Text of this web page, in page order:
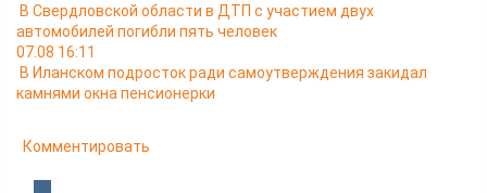
В Свердловской области в ДТП с участием двух
автомобилей погибли пять человек
07.08 16:11
В Иланском подросток ради самоутверждения закидал
камнями окна пенсионерки
Комментировать